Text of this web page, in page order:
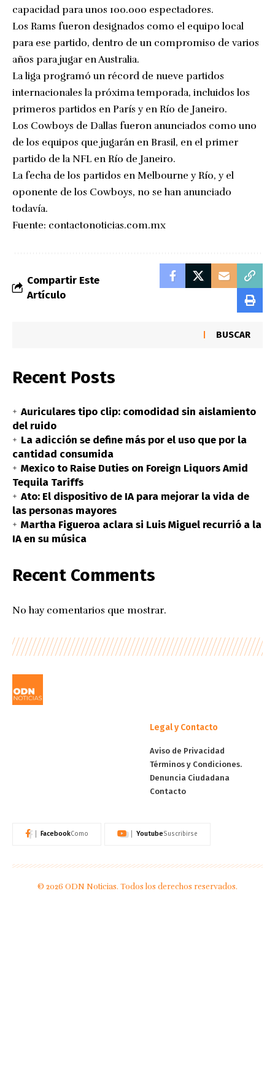
capacidad para unos 100.000 espectadores.
Los Rams fueron designados como el equipo local
para ese partido, dentro de un compromiso de varios
años para jugar en Australia.
La liga programó un récord de nueve partidos
internacionales la próxima temporada, incluidos los
primeros partidos en París y en Río de Janeiro.
Los Cowboys de Dallas fueron anunciados como uno
de los equipos que jugarán en Brasil, en el primer
partido de la NFL en Río de Janeiro.
La fecha de los partidos en Melbourne y Río, y el
oponente de los Cowboys, no se han anunciado
todavía.
Fuente: contactonoticias.com.mx
Compartir Este
Artículo
BUSCAR
Recent Posts
Auriculares tipo clip: comodidad sin aislamiento
del ruido
La adicción se define más por el uso que por la
cantidad consumida
Mexico to Raise Duties on Foreign Liquors Amid
Tequila Tariffs
Ato: El dispositivo de IA para mejorar la vida de
las personas mayores
Martha Figueroa aclara si Luis Miguel recurrió a la
IA en su música
Recent Comments
No hay comentarios que mostrar.
Legal y Contacto
Aviso de Privacidad
Términos y Condiciones.
Denuncia Ciudadana
Contacto
FacebookComo YoutubeSuscribirse
© 2026 ODN Noticias. Todos los derechos reservados.